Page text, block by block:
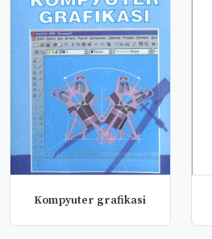
Kompyuter grafikasi